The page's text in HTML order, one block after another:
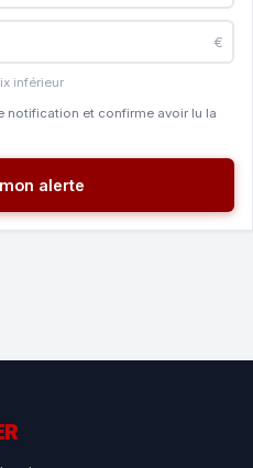
€
inférieur
notification et confirme avoir lu la
alerte